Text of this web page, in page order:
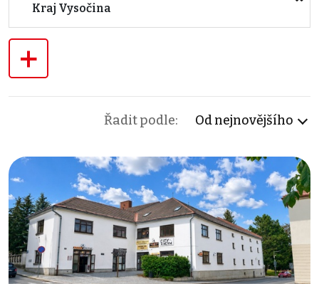
Kraj Vysočina
+
Řadit podle: Od nejnovějšího